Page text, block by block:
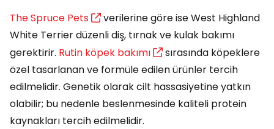
The Spruce Pets
verilerine göre ise West Highland
White Terrier düzenli diş, tırnak ve kulak bakımı
gerektirir. Rutin köpek bakımı
sırasında köpeklere
özel tasarlanan ve formüle edilen ürünler tercih
edilmelidir. Genetik olarak cilt hassasiyetine yatkın
olabilir; bu nedenle beslenmesinde kaliteli protein
kaynakları tercih edilmelidir.